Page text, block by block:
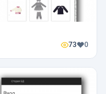
73 0